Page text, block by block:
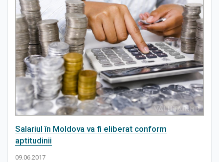
Salariul în Moldova va fi eliberat conform
aptitudinii
09.06.2017